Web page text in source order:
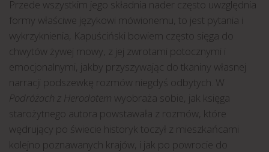
Przede wszystkim jego składnia nader często uwzględnia
formy właściwe językowi mówionemu, to jest pytania i
wykrzyknienia, Kapuściński bowiem często sięga do
chwytów żywej mowy, z jej zwrotami potocznymi i
emocjonalnymi, jakby przyszywając do tkaniny własnej
narracji podszewkę rozmów niegdyś odbytych. W
Podróżach z Herodotem wyobraża sobie, jak księga
starożytnego autora powstawała z rozmów, które
wędrujący po świecie historyk toczył z mieszkańcami
kolejno poznawanych krajów, i jak po powrocie do